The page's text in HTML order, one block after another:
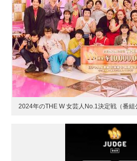
2024年のTHE W 女芸人No.1決定戦（番組